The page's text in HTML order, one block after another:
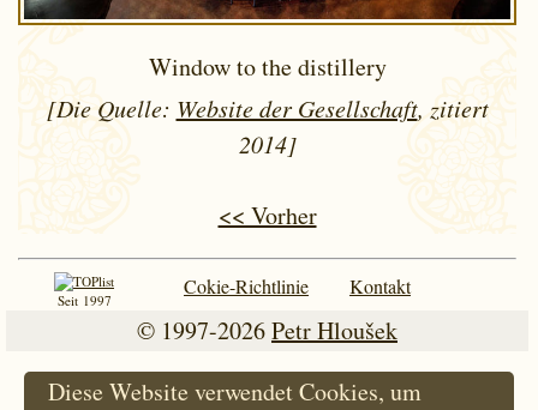
Window to the distillery
[Die Quelle: Website der Gesellschaft, zitiert
2014]
<< Vorher
Seit 1997
Cokie-Richtlinie Kontakt
© 1997-2026Petr Hloušek
Diese Website verwendet Cookies, um